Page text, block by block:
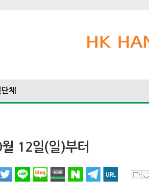
체
12일(일)부터